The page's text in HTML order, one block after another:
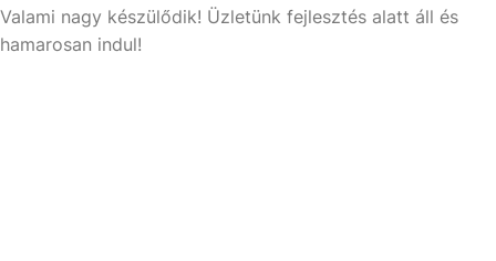
Valami nagy készülődik! Üzletünk fejlesztés alatt áll és
hamarosan indul!